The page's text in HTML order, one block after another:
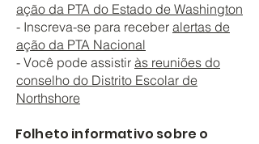
ação da PTA do Estado de Washington
- Inscreva-se para receber alertas de
ação da PTA Nacional
- Você pode assistir às reuniões do
conselho do Distrito Escolar de
Northshore
Folheto informativo sobre o